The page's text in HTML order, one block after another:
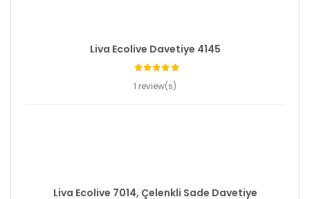
Liva Ecolive Davetiye 4145
1 review(s)
Liva Ecolive 7014, Çelenkli Sade Davetiye